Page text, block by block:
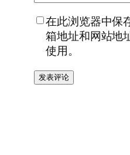
在此浏览器中保
箱地址和网站地
使用。